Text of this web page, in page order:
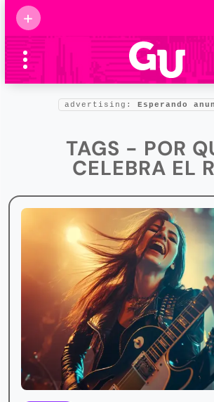
+
Supermamás
2025
Marcas de
confianza
Foro salud
advertising: Esperando
TAGS - POR
CELEBRA EL